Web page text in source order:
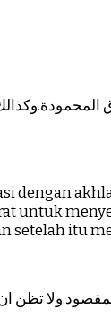
dengan
untuk
setelah itu
تظن